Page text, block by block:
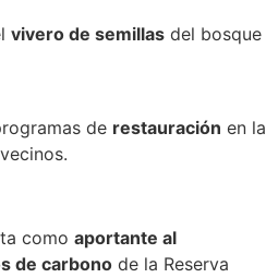
vivero de semillas del bosque
de restauración en la
como aportante al
de carbono de la Reserva